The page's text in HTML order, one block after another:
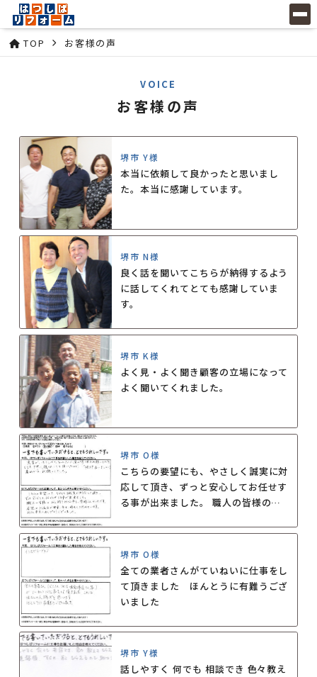
TOP お客様の声
VOICE
お客様の声
堺市 Y様
本当に依頼して良かったと思いまし
た。本当に感謝しています。
堺市 N様
良く話を聞いてこちらが納得するよう
に話してくれてとても感謝していま
す。
堺市 K様
よく見・よく聞き顧客の立場になって
よく聞いてくれました。
堺市 O様
こちらの要望にも、やさしく誠実に対
応して頂き、ずっと安心してお任せす
る事が出来ました。 職人の皆様のお
希望のお風呂が出来、毎日嬉しく眺め
ています。 北さん本当にありがとう
ございました。
堺市 O様
全ての業者さんがていねいに仕事をし
て頂きました ほんとうに有難うござ
いました
堺市 Y様
話しやすく 何でも 相談でき 色々教え